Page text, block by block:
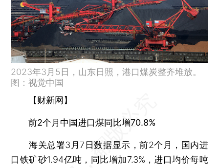
2023年3月5日，山东日照，港口煤炭整齐堆放。
图：视觉中国
【财新网】
前2个月中国进口煤同比增70.8%
海关总署3月7日数据显示，前2个月，国内进
口铁矿砂1.94亿吨，同比增加7.3%，进口均价每吨